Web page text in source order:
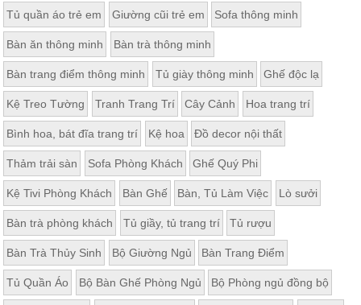
Tủ quần áo trẻ em Giường cũi trẻ em Sofa thông minh
Bàn ăn thông minh Bàn trà thông minh
Bàn trang điểm thông minh Tủ giày thông minh Ghế độc lạ
Kệ Treo Tường Tranh Trang Trí Cây Cảnh Hoa trang trí
Bình hoa, bát đĩa trang trí Kệ hoa Đồ decor nội thất
Thảm trải sàn Sofa Phòng Khách Ghế Quý Phi
Kệ Tivi Phòng Khách Bàn Ghế Bàn, Tủ Làm Việc Lò sưởi
Bàn trà phòng khách Tủ giầy, tủ trang trí Tủ rượu
Bàn Trà Thủy Sinh Bộ Giường Ngủ Bàn Trang Điểm
Tủ Quần Áo Bộ Bàn Ghế Phòng Ngủ Bộ Phòng ngủ đồng bộ